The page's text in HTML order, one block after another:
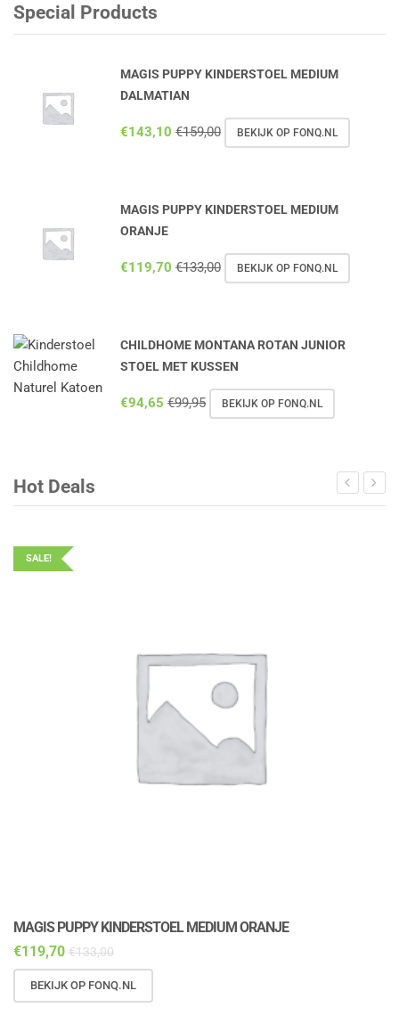
Special Products
MAGIS PUPPY KINDERSTOEL MEDIUM
DALMATIAN
€143,10 €159,00 BEKIJK OP FONQ.NL
MAGIS PUPPY KINDERSTOEL MEDIUM
ORANJE
€119,70 €133,00 BEKIJK OP FONQ.NL
CHILDHOME MONTANA ROTAN JUNIOR
STOEL MET KUSSEN
€94,65 €99,95 BEKIJK OP FONQ.NL
Hot Deals
SALE!
MAGIS PUPPY KINDERSTOEL MEDIUM ORANJE
€119,70 €133,00
BEKIJK OP FONQ.NL